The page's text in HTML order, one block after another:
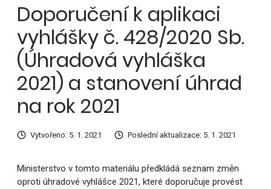
Doporučení k aplikaci
vyhlášky č. 428/2020 Sb.
(Úhradová vyhláška
2021) a stanovení úhrad
na rok 2021
Vytvořeno: 5. 1. 2021 Poslední aktualizace: 5. 1. 2021
Ministerstvo v tomto materiálu předkládá seznam změn
oproti úhradové vyhlášce 2021, které doporučuje provést